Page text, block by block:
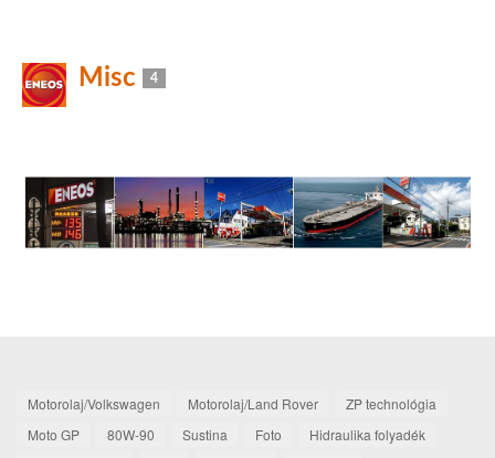
Misc 4
Motorolaj/Volkswagen Motorolaj/Land Rover
ZP technológia
Moto GP
80W-90 Sustina Foto
Hidraulika folyadék